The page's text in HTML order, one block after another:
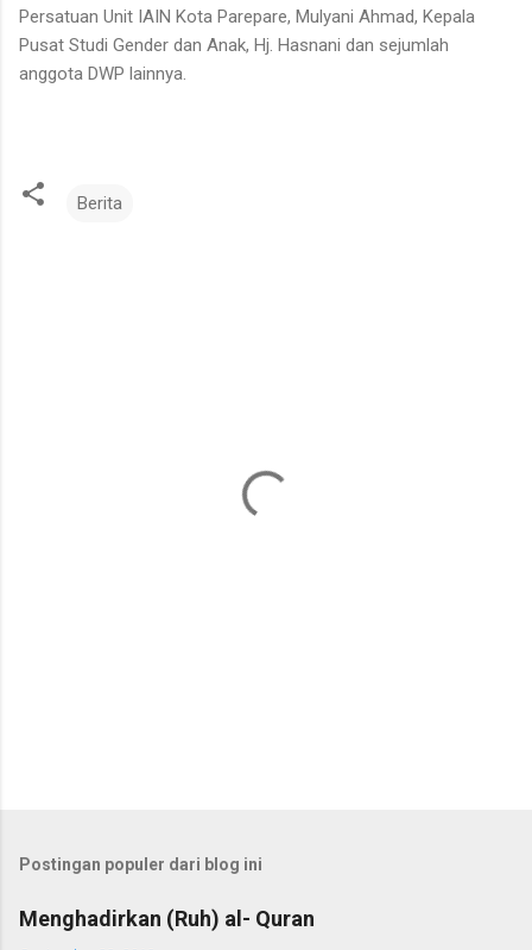
Persatuan Unit IAIN Kota Parepare, Mulyani Ahmad, Kepala
Pusat Studi Gender dan Anak, Hj. Hasnani dan sejumlah
anggota DWP lainnya.
Berita
Postingan populer dari blog ini
Menghadirkan (Ruh) al- Quran